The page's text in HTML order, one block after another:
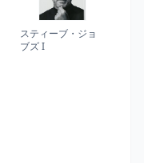
スティーブ・ジョ
ブズ I